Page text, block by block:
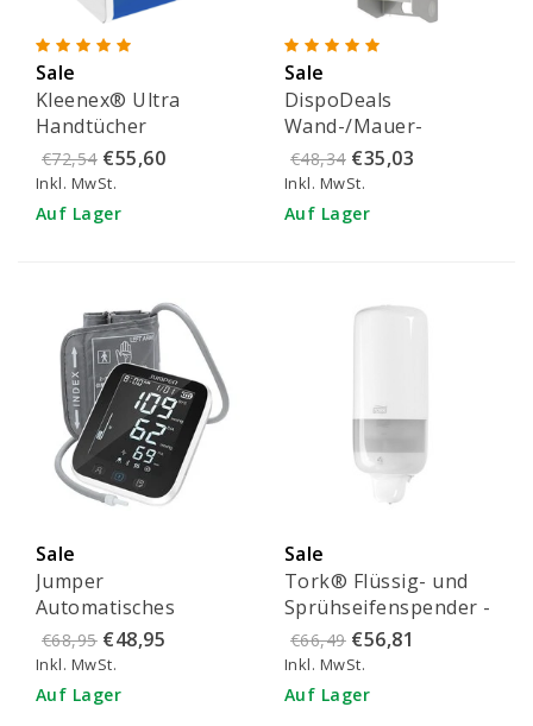
Sale
Kleenex® Ultra
Handtücher
21,5x31,5cm (2-lagig)
€72,54 €55,60
Inkl. MwSt.
Auf Lager
Sale
DispoDeals
Wand-/Mauer-
Ellebogenspender
1000 ml (inkl. leerer
Flasche)
€48,34 €35,03
Inkl. MwSt.
Auf Lager
Sale
Jumper
Automatisches
Oberarm-
Blutdruckmessgerät
mit Bluetooth - JPD-
HA121
€68,95 €48,95
Inkl. MwSt.
Auf Lager
Sale
Tork® Flüssig- und
Sprühseifenspender -
564500
€66,49 €56,81
Inkl. MwSt.
Auf Lager